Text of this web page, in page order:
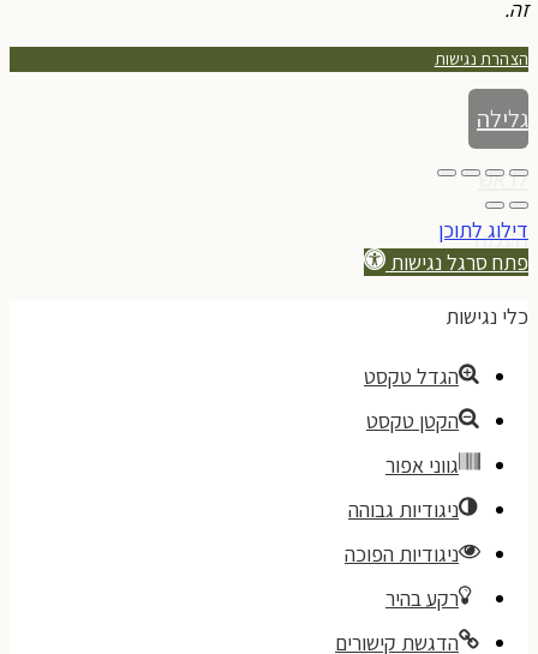
זה.
הצהרת נגישות
גלילה
לראש
העמוד
דילוג לתוכן
פתח סרגל נגישות
כלי נגישות
הגדל טקסט
הקטן טקסט
גווני אפור
ניגודיות גבוהה
ניגודיות הפוכה
רקע בהיר
הדגשת קישורים